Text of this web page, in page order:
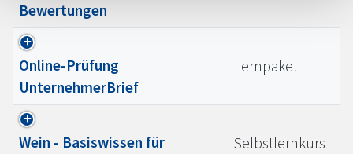
Bewertungen
Online-Prüfung
UnternehmerBrief
Lernpaket
Wein - Basiswissen für
Selbstlernkurs